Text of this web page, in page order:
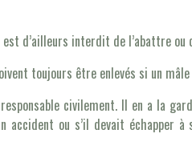
d’ailleurs interdit de l’abattre
toujours être enlevés si un
civilement. Il en a la
accident ou s’il devait échapper